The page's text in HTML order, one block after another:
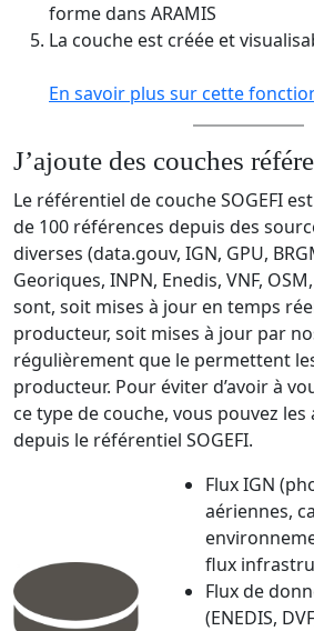
forme dans ARAMIS
La couche est créée et
En savoir plus sur cette
J’ajoute des couches
Le référentiel de couche SOGEFI
de 100 références depuis des
diverses (data.gouv, IGN, GPU,
Georiques, INPN, Enedis, VNF,
sont, soit mises à jour en temps
producteur, soit mises à jour par
régulièrement que le permettent
producteur. Pour éviter d’avoir à
ce type de couche, vous pouvez
depuis le référentiel SOGEFI.
Flux IGN
aériennes,
flux
Flux de
(ENEDIS,